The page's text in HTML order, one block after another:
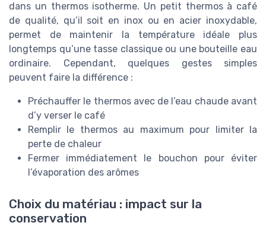
dans un thermos isotherme. Un petit thermos à café
de qualité, qu’il soit en inox ou en acier inoxydable,
permet de maintenir la température idéale plus
longtemps qu’une tasse classique ou une bouteille eau
ordinaire. Cependant, quelques gestes simples
peuvent faire la différence :
Préchauffer le thermos avec de l’eau chaude avant
d’y verser le café
Remplir le thermos au maximum pour limiter la
perte de chaleur
Fermer immédiatement le bouchon pour éviter
l’évaporation des arômes
Choix du matériau : impact sur la
conservation